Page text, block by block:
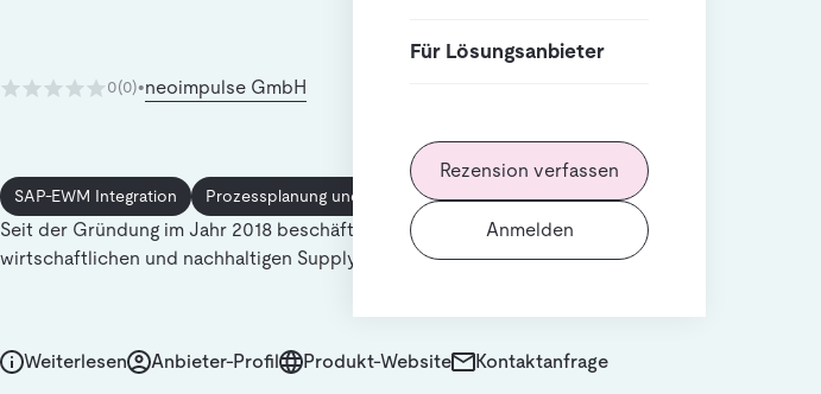
Für Lösungsanbieter
Rezension verfassen
Anmelden
0(0)•neoimpulse GmbH
SAP-EWM Integration Prozessplanung und -Optimierung Lagerplanung
Seit der Gründung im Jahr 2018 beschäftigen wir uns mit der intelligenten,
wirtschaftlichen und nachhaltigen Supply Chain.
Weiterlesen Anbieter-Profil Produkt-Website Kontaktanfrage